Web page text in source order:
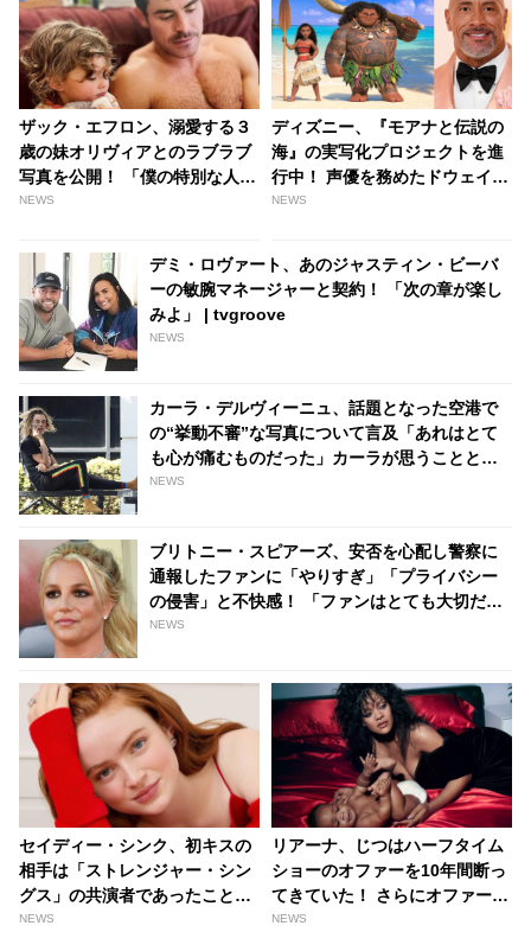
ザック・エフロン、溺愛する３
歳の妹オリヴィアとのラブラブ
写真を公開！ 「僕の特別な人」
発言に弟ディランが待った！？
発…？ - tvgroove
NEWS
ディズニー、『モアナと伝説の
海』の実写化プロジェクトを進
行中！ 声優を務めたドウェイ
ン・ジョンソンも出演へ・・
NEWS
デミ・ロヴァート、あのジャスティン・ビーバ
ーの敏腕マネージャーと契約！ 「次の章が楽し
みよ」 | tvgroove
NEWS
カーラ・デルヴィーニュ、話題となった空港で
の“挙動不審”な写真について言及「あれはとて
も心が痛むものだった」カーラが思うことと
は？ - tvgroove
NEWS
ブリトニー・スピアーズ、安否を心配し警察に
通報したファンに「やりすぎ」「プライバシー
の侵害」と不快感！ 「ファンはとても大切だけ
ど・・・」 - tvgroove
NEWS
セイディー・シンク、初キスの
相手は「ストレンジャー・シン
グス」の共演者であったことを
告白！ 「当時は緊張したけれ
NEWS
リアーナ、じつはハーフタイム
ショーのオファーを10年間断っ
てきていた！ さらにオファーを
受けた時、第二子妊娠に気づい
NEWS